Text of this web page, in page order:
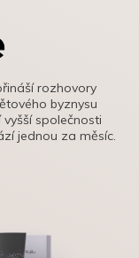
rozhovory
byznysu
společnosti
jednou za měsíc.